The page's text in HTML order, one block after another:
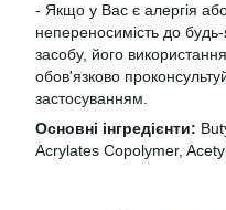
- Якщо у Вас є алергія
непереносимість до
засобу, його
обов'язково
застосуванням.
Основні інгредієнти:
Acrylates Copolymer,